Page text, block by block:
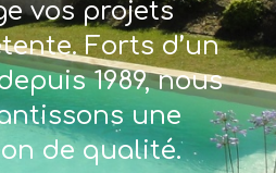
vos projets
Forts d’un
1989, nous
une
de qualité.